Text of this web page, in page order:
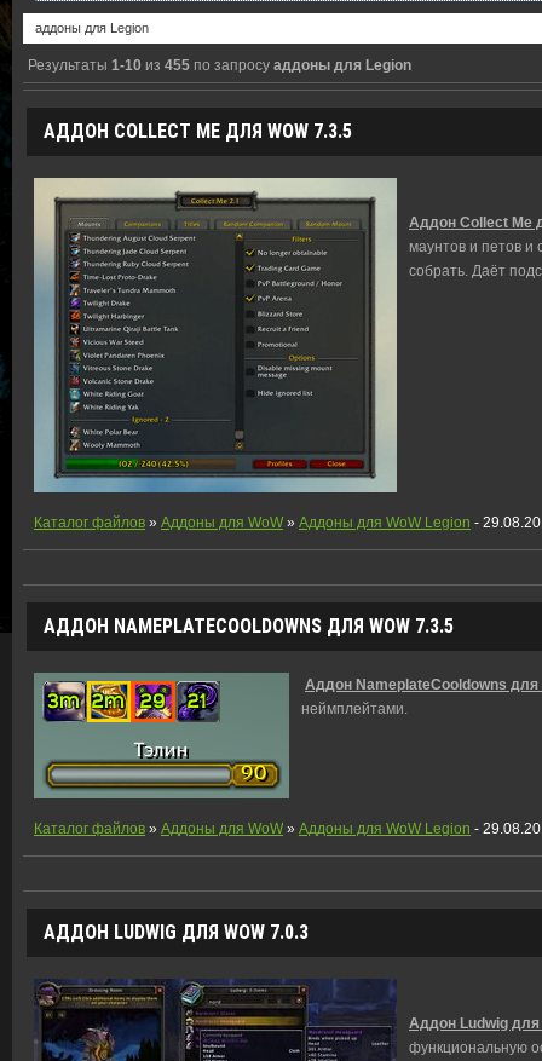
Результаты 1-10 из 455 по запросу аддоны для Legion
АДДОН COLLECT ME ДЛЯ WOW 7.3.5
Аддон Collect Me
маунтов и петов
собрать. Даёт
Каталог файлов » Аддоны для WoW » Аддоны для WoW Legion -
АДДОН NAMEPLATECOOLDOWNS ДЛЯ WOW 7.3.5
Аддон NameplateCooldowns для
неймплейтами.
Каталог файлов » Аддоны для WoW » Аддоны для WoW Legion -
АДДОН LUDWIG ДЛЯ WOW 7.0.3
Аддон Ludwig для
функциональную